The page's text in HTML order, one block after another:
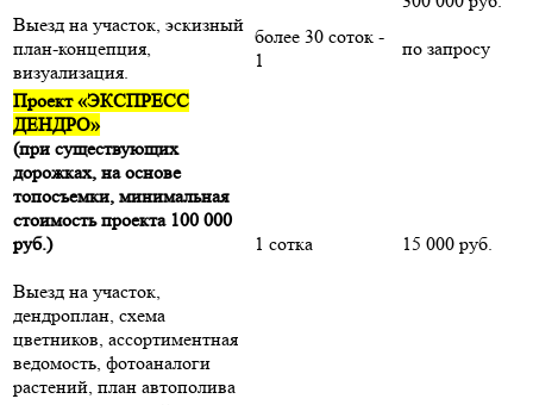
Выезд на участок, эскизный
план-концепция,
визуализация.
более 30 соток -
1
по запросу
Проект «ЭКСПРЕСС
ДЕНДРО»
(при существующих
дорожках, на основе
топосъемки, минимальная
стоимость проекта 100 000
руб.)
Выезд на участок,
дендроплан, схема
цветников, ассортиментная
ведомость, фотоаналоги
растений, план автополива
1 сотка 15 000 руб.